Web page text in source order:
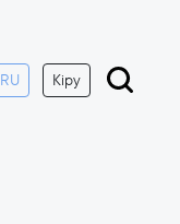
RU Кіру